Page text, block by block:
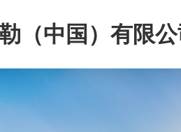
（中国）有限